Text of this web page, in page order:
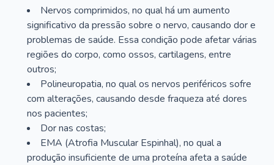
Nervos comprimidos, no qual há um aumento
significativo da pressão sobre o nervo, causando dor e
problemas de saúde. Essa condição pode afetar várias
regiões do corpo, como ossos, cartilagens, entre
outros;
Polineuropatia, no qual os nervos periféricos sofre
com alterações, causando desde fraqueza até dores
nos pacientes;
Dor nas costas;
EMA (Atrofia Muscular Espinhal), no qual a
produção insuficiente de uma proteína afeta a saúde